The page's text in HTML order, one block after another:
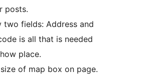
posts.
two fields: Address and
is all that is needed
place.
of map box on page.